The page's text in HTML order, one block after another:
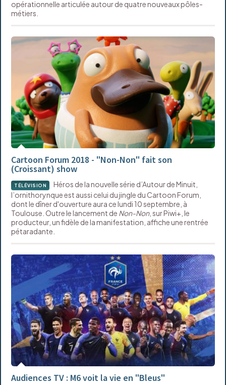
opérationnelle articulée autour de quatre nouveaux pôles-
métiers.
Cartoon Forum 2018 - "Non-Non" fait son
(Croissant) show
TÉLÉVISION
Héros de la nouvelle série d’Autour de Minuit,
l’ornithorynque est aussi celui du jingle du Cartoon Forum,
dont le dîner d'ouverture aura ce lundi 10 septembre, à
Toulouse. Outre le lancement de Non-Non, sur Piwi+, le
producteur, un fidèle de la manifestation, affiche une rentrée
pétaradante.
Audiences TV : M6 voit la vie en "Bleus"